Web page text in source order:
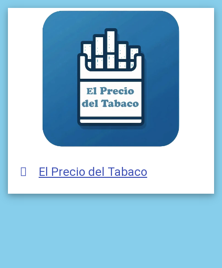
El Precio del Tabaco